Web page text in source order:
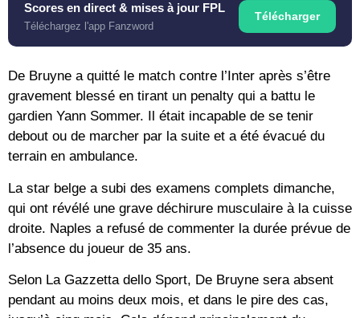
Scores en direct & mises à jour FPL
Téléchargez l'app Fanzword
Télécharger
De Bruyne a quitté le match contre l’Inter après s’être
gravement blessé en tirant un penalty qui a battu le
gardien Yann Sommer. Il était incapable de se tenir
debout ou de marcher par la suite et a été évacué du
terrain en ambulance.
La star belge a subi des examens complets dimanche,
qui ont révélé une grave déchirure musculaire à la cuisse
droite. Naples a refusé de commenter la durée prévue de
l’absence du joueur de 35 ans.
Selon La Gazzetta dello Sport, De Bruyne sera absent
pendant au moins deux mois, et dans le pire des cas,